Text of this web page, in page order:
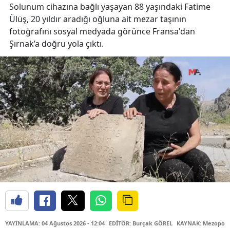
Solunum cihazına bağlı yaşayan 88 yaşındaki Fatime
Ülüş, 20 yıldır aradığı oğluna ait mezar taşının
fotoğrafını sosyal medyada görünce Fransa'dan
Şırnak’a doğru yola çıktı.
YAYINLAMA: 04 Ağustos 2026 - 12:04 EDİTÖR: Burçak GÖREL KAYNAK: